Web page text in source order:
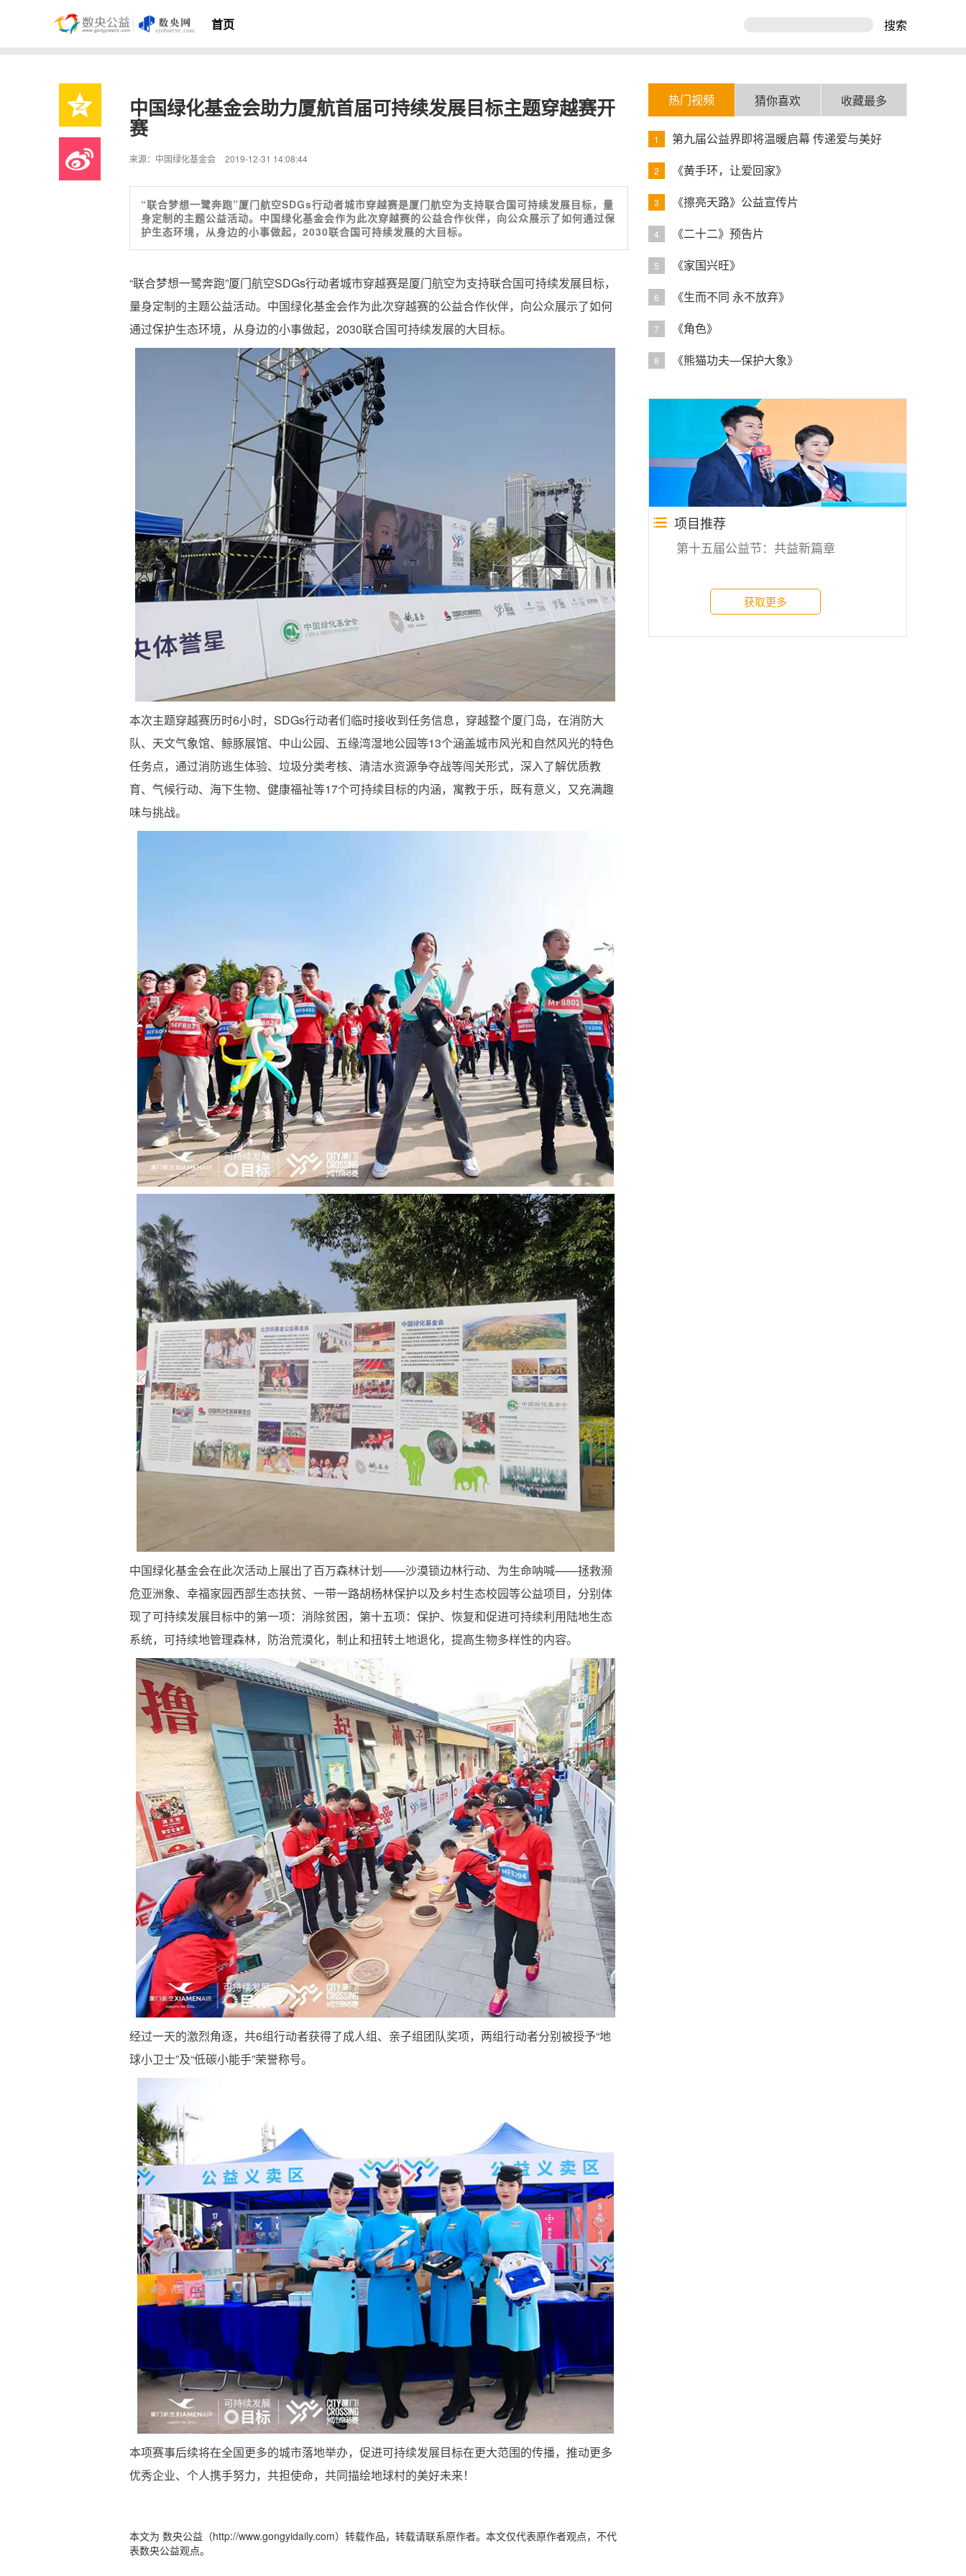
首页 搜索
中国绿化基金会助力厦航首届可持续发展目标主题穿越赛开
赛
来源：中国绿化基金会 2019-12-31 14:08:44
“联合梦想一鹭奔跑”厦门航空SDGs行动者城市穿越赛是厦门航空为支持联合国可持续发展目标，量
身定制的主题公益活动。中国绿化基金会作为此次穿越赛的公益合作伙伴，向公众展示了如何通过保
护生态环境，从身边的小事做起，2030联合国可持续发展的大目标。
“联合梦想一鹭奔跑”厦门航空SDGs行动者城市穿越赛是厦门航空为支持联合国可持续发展目标，
量身定制的主题公益活动。中国绿化基金会作为此次穿越赛的公益合作伙伴，向公众展示了如何
通过保护生态环境，从身边的小事做起，2030联合国可持续发展的大目标。
本次主题穿越赛历时6小时，SDGs行动者们临时接收到任务信息，穿越整个厦门岛，在消防大
队、天文气象馆、鲸豚展馆、中山公园、五缘湾湿地公园等13个涵盖城市风光和自然风光的特色
任务点，通过消防逃生体验、垃圾分类考核、清洁水资源争夺战等闯关形式，深入了解优质教
育、气候行动、海下生物、健康福祉等17个可持续目标的内涵，寓教于乐，既有意义，又充满趣
味与挑战。
中国绿化基金会在此次活动上展出了百万森林计划——沙漠锁边林行动、为生命呐喊——拯救濒
危亚洲象、幸福家园西部生态扶贫、一带一路胡杨林保护以及乡村生态校园等公益项目，分别体
现了可持续发展目标中的第一项：消除贫困，第十五项：保护、恢复和促进可持续利用陆地生态
系统，可持续地管理森林，防治荒漠化，制止和扭转土地退化，提高生物多样性的内容。
经过一天的激烈角逐，共6组行动者获得了成人组、亲子组团队奖项，两组行动者分别被授予“地
球小卫士”及“低碳小能手”荣誉称号。
本项赛事后续将在全国更多的城市落地举办，促进可持续发展目标在更大范围的传播，推动更多
优秀企业、个人携手努力，共担使命，共同描绘地球村的美好未来！
本文为 数央公益（http://www.gongyidaily.com）转载作品，转载请联系原作者。本文仅代表原作者观点，不代
表数央公益观点。
热门视频 猜你喜欢 收藏最多
1 第九届公益界即将温暖启幕 传递爱与美好
2 《黄手环，让爱回家》
3 《擦亮天路》公益宣传片
4 《二十二》预告片
5 《家国兴旺》
6 《生而不同 永不放弃》
7 《角色》
8 《熊猫功夫—保护大象》
项目推荐
第十五届公益节：共益新篇章
获取更多